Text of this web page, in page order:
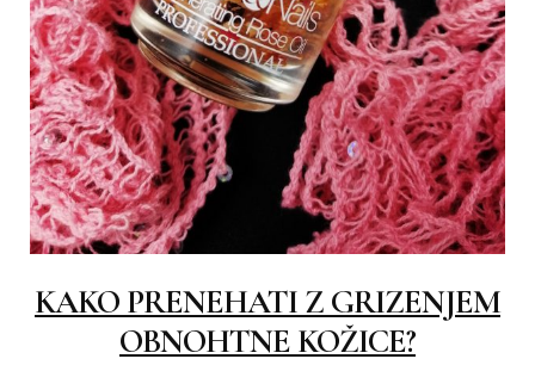
KAKO PRENEHATI Z GRIZENJEM
OBNOHTNE KOŽICE?